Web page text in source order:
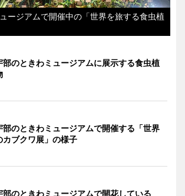
ージアムで開催中の「世界を旅する食虫植
部のときわミュージアムに展示する食虫植
部のときわミュージアムで開催する「世界
カブクワ展」の様子
部のときわミュージアムで開花している